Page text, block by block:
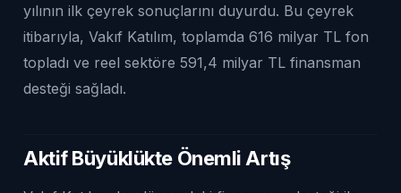
yılının ilk çeyrek sonuçlarını duyurdu. Bu çeyrek
itibarıyla, Vakıf Katılım, toplamda 616 milyar TL fon
topladı ve reel sektöre 591,4 milyar TL finansman
desteği sağladı.
Aktif Büyüklükte Önemli Artış